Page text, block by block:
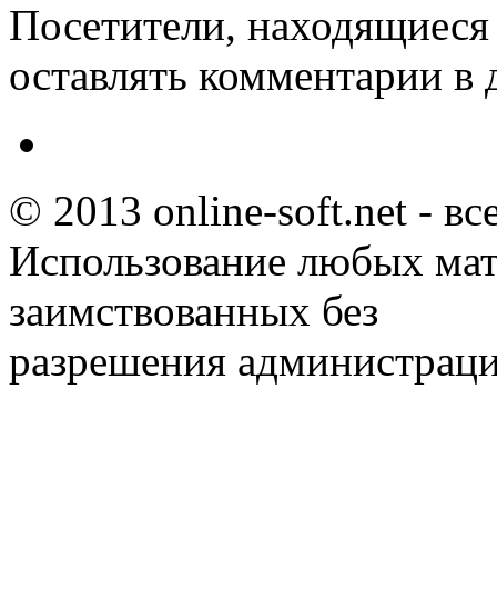
Посетители,
оставлять комментарии в
© 2013 online-soft.net -
Использование любых
заимствованных без
разрешения